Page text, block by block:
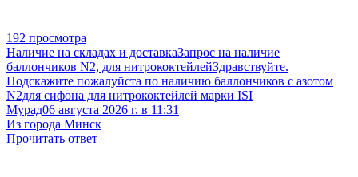
192 просмотра
Наличие на складах и доставкаЗапрос на наличие
баллончиков N2, для нитрококтейлейЗдравствуйте.
Подскажите пожалуйста по наличию баллончиков с азотом
N2для сифона для нитрококтейлей марки ISI
Мурад06 августа 2026 г. в 11:31
Из города Минск
Прочитать ответ